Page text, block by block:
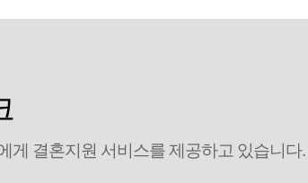
게 결혼지원 서비스를 제공하고 있습니다.